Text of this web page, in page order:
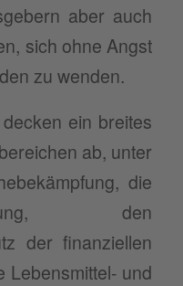
aber auch
sich ohne Angst
zu wenden.
ein breites
ab, unter
die
den
der finanziellen
Lebensmittel- und